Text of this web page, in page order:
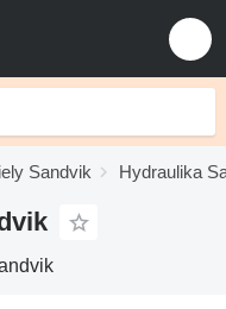
Sandvik Hydraulika